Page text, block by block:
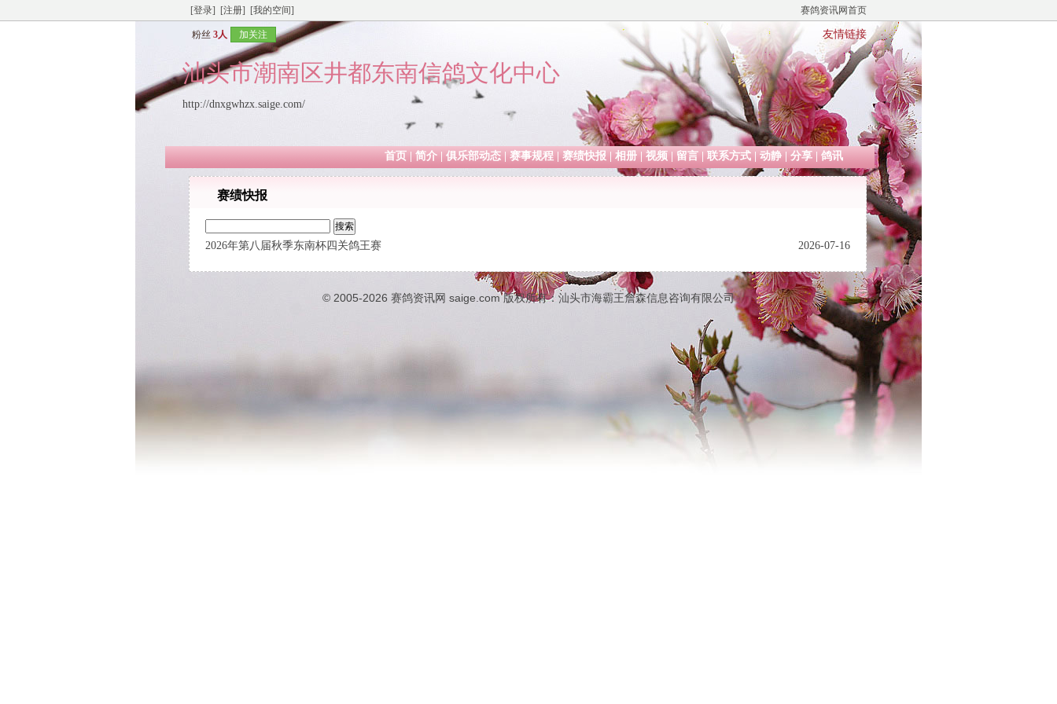
[登录] [注册] [我的空间] 赛鸽资讯网首页
粉丝 3人 加关注 友情链接
汕头市潮南区井都东南信鸽文化中心
http://dnxgwhzx.saige.com/
首页 简介 俱乐部动态 赛事规程 赛绩快报 相册 视频 留言 联系方式 动静 分享 鸽讯
赛绩快报
2026-07-16
2026年第八届秋季东南杯四关鸽王赛
© 2005-2026 赛鸽资讯网 saige.com 版权所有：汕头市海霸王詹森信息咨询有限公司